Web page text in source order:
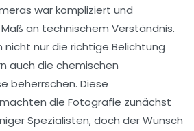
war kompliziert und
an technischem Verständnis.
nur die richtige Belichtung
auch die chemischen
beherrschen. Diese
die Fotografie zunächst
Spezialisten, doch der Wunsch